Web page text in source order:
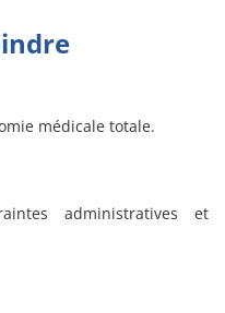
médicale totale.
administratives et